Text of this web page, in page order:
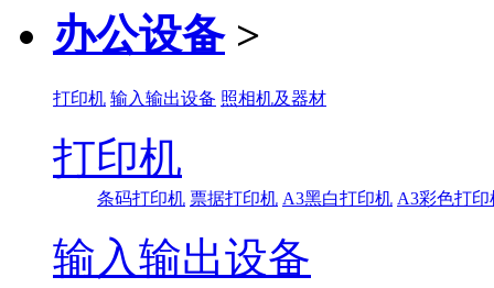
办公设备 >
打印机 输入输出设备 照相机及器材
打印机
条码打印机 票据打印机 A3黑白打印机 A3彩色打印
输入输出设备